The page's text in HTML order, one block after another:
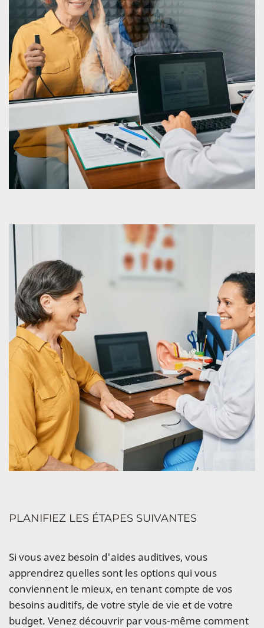
PLANIFIEZ LES ÉTAPES SUIVANTES
Si vous avez besoin d'aides auditives, vous
apprendrez quelles sont les options qui vous
conviennent le mieux, en tenant compte de vos
besoins auditifs, de votre style de vie et de votre
budget. Venez découvrir par vous-même comment